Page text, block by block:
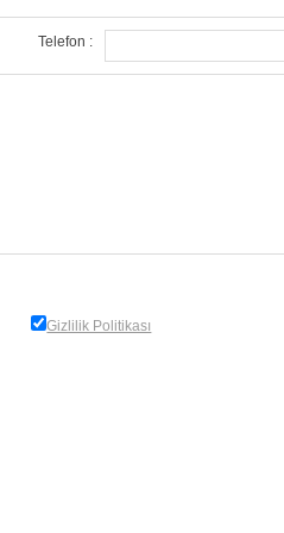
Telefon :
Gizlilik Politikası